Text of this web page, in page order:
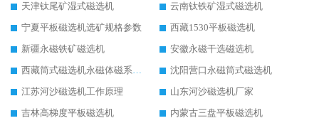
天津钛尾矿湿式磁选机
云南钛铁矿湿式磁选机
宁夏平板磁选机选矿规格参数
西藏1530平板磁选机
新疆永磁铁矿磁选机
安徽永磁干选磁选机
西藏筒式磁选机永磁体磁系设计
沈阳营口永磁筒式磁选机
江苏河沙磁选机工作原理
山东河沙磁选机厂家
吉林高梯度平板磁选机
内蒙古三盘平板磁选机